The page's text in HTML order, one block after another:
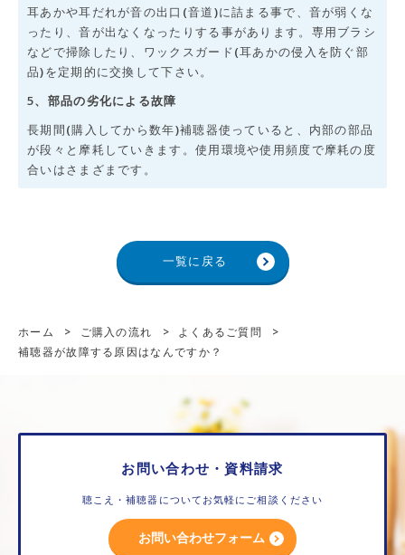
耳あかや耳だれが音の出口(音道)に詰まる事で、音が弱くな
ったり、音が出なくなったりする事があります。専用ブラシ
などで掃除したり、ワックスガード(耳あかの侵入を防ぐ部
品)を定期的に交換して下さい。
5、部品の劣化による故障
長期間(購入してから数年)補聴器使っていると、内部の部品
が段々と摩耗していきます。使用環境や使用頻度で摩耗の度
合いはさまざまです。
一覧に戻る
ホーム > ご購入の流れ > よくあるご質問
>
補聴器が故障する原因はなんですか？
お問い合わせ・資料請求
聴こえ・補聴器についてお気軽にご相談ください
お問い合わせフォーム